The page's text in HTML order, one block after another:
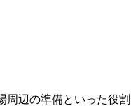
周辺の準備といった役